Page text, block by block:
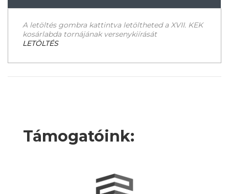
A letöltés gombra kattintva letöltheted a XVII. KEK
kosárlabda tornájának versenykiírását
LETÖLTÉS
Támogatóink: